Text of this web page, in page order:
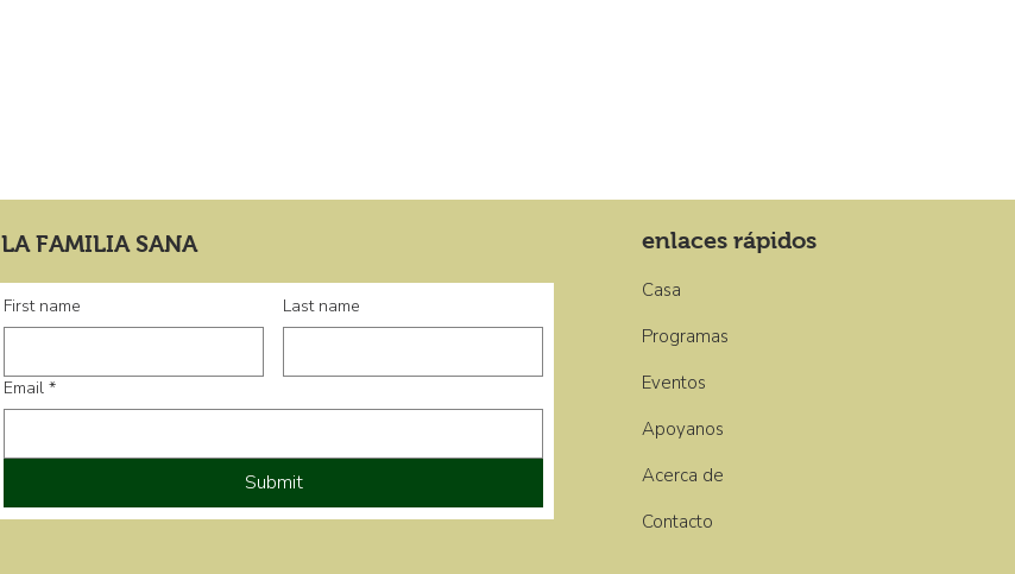
LA FAMILIA SANA
First name Last name
Email *
Submit
enlaces rápidos
Casa
Programas
Eventos
Apoyanos
Acerca de
Contacto